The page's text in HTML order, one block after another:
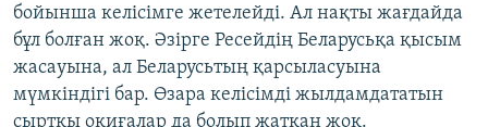
бойынша келісімге жетелейді. Ал нақты жағдайда
бұл болған жоқ. Әзірге Ресейдің Беларусьқа қысым
жасауына, ал Беларусьтың қарсыласуына
мүмкіндігі бар. Өзара келісімді жылдамдататын
сыртқы оқиғалар да болып жатқан жоқ.